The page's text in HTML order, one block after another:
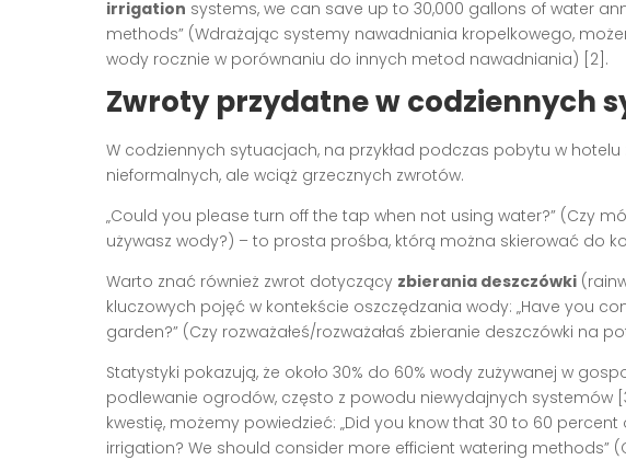
irrigation systems, we can save up to 30,000 gallons of water
methods” (Wdrażając systemy nawadniania kropelkowego,
wody rocznie w porównaniu do innych metod nawadniania) [2].
Zwroty przydatne w codziennych
W codziennych sytuacjach, na przykład podczas pobytu w
nieformalnych, ale wciąż grzecznych zwrotów.
„Could you please turn off the tap when not using water?” (Czy
używasz wody?) – to prosta prośba, którą można skierować do
Warto znać również zwrot dotyczący zbierania deszczówki
kluczowych pojęć w kontekście oszczędzania wody: „Have you
garden?” (Czy rozważałeś/rozważałaś zbieranie deszczówki na
Statystyki pokazują, że około 30% do 60% wody zużywanej w
podlewanie ogrodów, często z powodu niewydajnych systemów
kwestię, możemy powiedzieć: „Did you know that 30 to 60
irrigation? We should consider more efficient watering methods”